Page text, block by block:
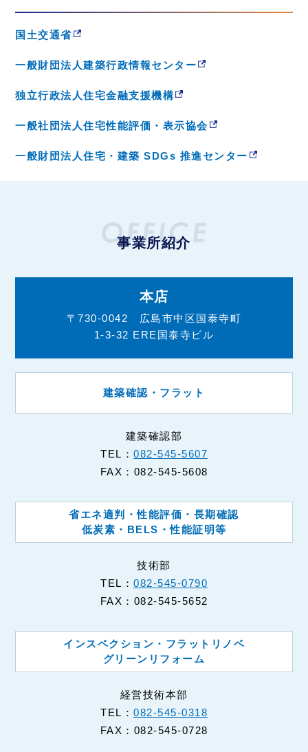
国土交通省
一般財団法人建築行政情報センター
独立行政法人住宅金融支援機構
一般社団法人住宅性能評価・表示協会
一般財団法人住宅・建築 SDGs 推進センター
事業所紹介
本店
〒730-0042 広島市中区国泰寺町
1-3-32 ERE国泰寺ビル
建築確認・フラット
建築確認部
TEL： 082-545-5607
FAX：082-545-5608
省エネ適判・性能評価・長期確認
低炭素・BELS・性能証明等
技術部
TEL： 082-545-0790
FAX：082-545-5652
インスペクション・フラットリノベ
グリーンリフォーム
経営技術本部
TEL： 082-545-0318
FAX：082-545-0728